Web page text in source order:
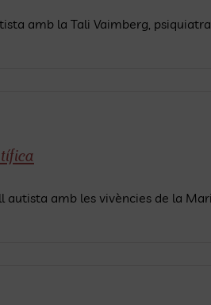
amb la Tali Vaimberg,
amb les vivències de la